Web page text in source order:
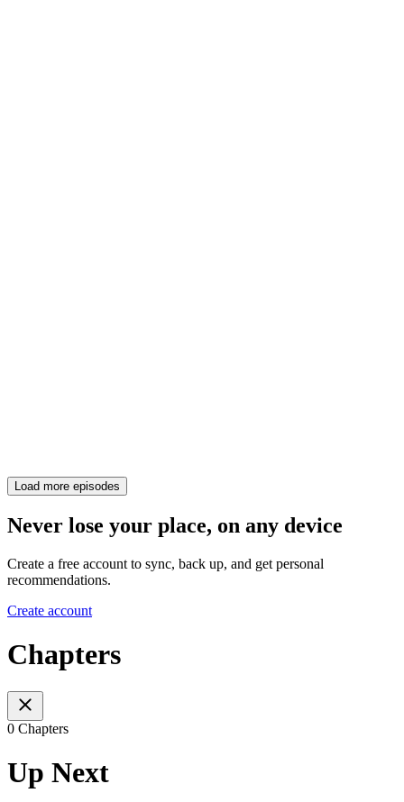
Load more episodes
Never lose your place, on any device
Create a free account to sync, back up, and get personal
recommendations.
Create account
Chapters
0 Chapters
Up Next